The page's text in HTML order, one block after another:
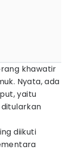
khawatir
Nyata, ada
yaitu
diikuti